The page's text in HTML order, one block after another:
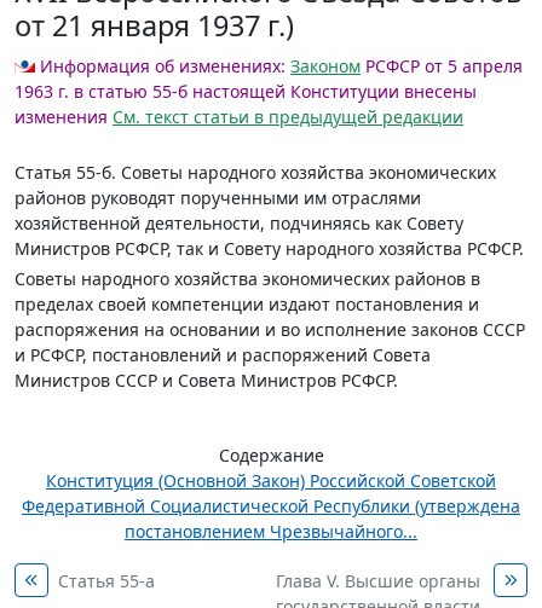
от 21 января 1937 г.)
Информация об изменениях: Законом РСФСР от 5 апреля
1963 г. в статью 55-б настоящей Конституции внесены
изменения См. текст статьи в предыдущей редакции
Статья 55-б. Советы народного хозяйства экономических
районов руководят порученными им отраслями
хозяйственной деятельности, подчиняясь как Совету
Министров РСФСР, так и Совету народного хозяйства РСФСР.
Советы народного хозяйства экономических районов в
пределах своей компетенции издают постановления и
распоряжения на основании и во исполнение законов СССР
и РСФСР, постановлений и распоряжений Совета
Министров СССР и Совета Министров РСФСР.
Содержание
Конституция (Основной Закон) Российской Советской
Федеративной Социалистической Республики (утверждена
постановлением Чрезвычайного...
Статья 55-а
Глава V. Высшие органы